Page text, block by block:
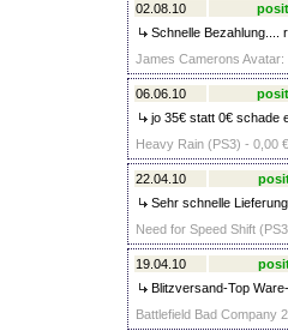
02.08.10
Schnelle Bezahlung....
James Camerons
06.06.10
jo 35€ statt 0€ schade
Heavy Rain (PS3) - 0,00 €
22.04.10
Sehr schnelle
Need for Speed Shift
19.04.10
Blitzversand-Top
Battlefield Bad Company